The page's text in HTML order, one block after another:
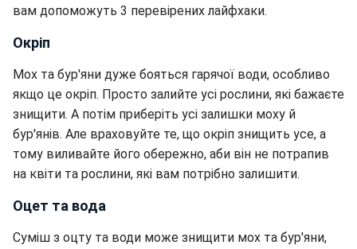
вам допоможуть 3 перевірених лайфхаки.
Окріп
Мох та бур'яни дуже бояться гарячої води, особливо
якщо це окріп. Просто залийте усі рослини, які бажаєте
знищити. А потім приберіть усі залишки моху й
бур'янів. Але враховуйте те, що окріп знищить усе, а
тому виливайте його обережно, аби він не потрапив
на квіти та рослини, які вам потрібно залишити.
Оцет та вода
Суміш з оцту та води може знищити мох та бур'яни,